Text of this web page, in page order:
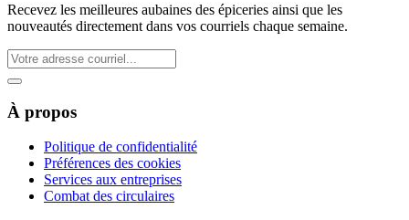
Recevez les meilleures aubaines des épiceries ainsi que les
nouveautés directement dans vos courriels chaque semaine.
À propos
Politique de confidentialité
Préférences des cookies
Services aux entreprises
Combat des circulaires